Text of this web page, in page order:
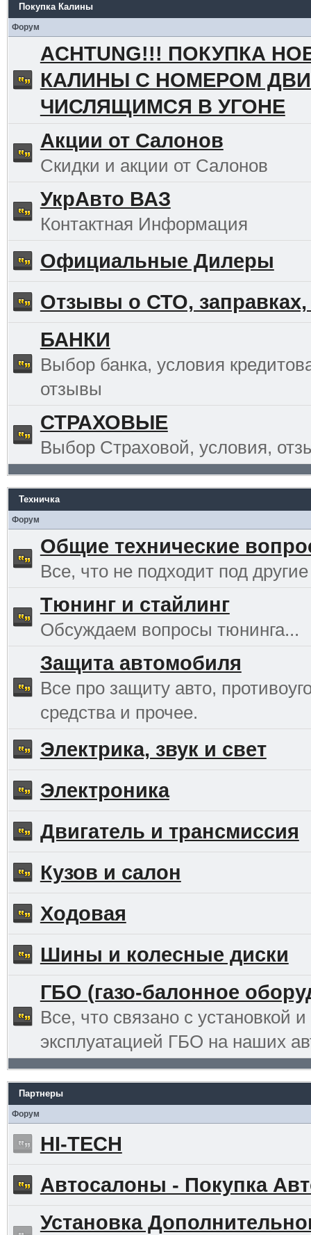
Покупка Калины
Форум
ACHTUNG!!! ПОКУПКА
КАЛИНЫ С НОМЕРОМ
ЧИСЛЯЩИМСЯ В УГОНЕ
Акции от Салонов
Скидки и акции от Салонов
УкрАвто ВАЗ
Контактная Информация
Официальные Дилеры
Отзывы о СТО, заправках,
БАНКИ
Выбор банка, условия
отзывы
СТРАХОВЫЕ
Выбор Страховой, условия,
Техничка
Форум
Общие технические
Все, что не подходит под другие
Тюнинг и стайлинг
Обсуждаем вопросы тюнинга...
Защита автомобиля
Все про защиту авто,
средства и прочее.
Электрика, звук и свет
Электроника
Двигатель и трансмиссия
Кузов и салон
Ходовая
Шины и колесные диски
ГБО (газо-балонное
Все, что связано с установкой и
эксплуатацией ГБО на наших
Партнеры
Форум
HI-TECH
Автосалоны - Покупка
Установка